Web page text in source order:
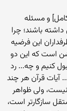
و مسئله
باشند؛ چرا
این فرضیه
است که این دو
کنیم و چه... رد
آیات قرآن هر چند
ولی ظواهر
سازگارتر است،